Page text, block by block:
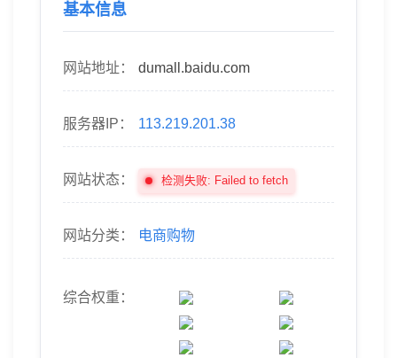
基本信息
网站地址： dumall.baidu.com
服务器IP： 113.219.201.38
网站状态： 检测失败: Failed to fetch
网站分类： 电商购物
综合权重：